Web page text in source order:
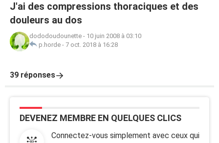
J'ai des compressions thoraciques et des
douleurs au dos
dododoudounette - 10 juin 2008 à 03:10
p.horde - 7 oct. 2018 à 16:28
39 réponses
DEVENEZ MEMBRE EN QUELQUES CLICS
Connectez-vous simplement avec ceux qui